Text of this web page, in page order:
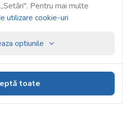
Pentru mai multe
utilizare cookie-uri
optiunile
toate